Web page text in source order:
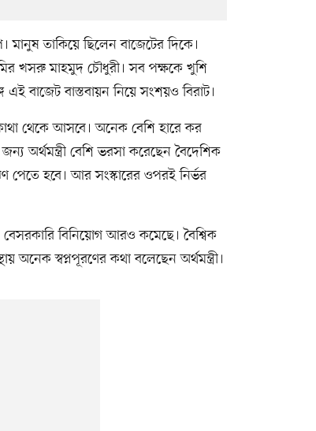
তাকিয়ে ছিলেন বাজেটের দিকে।
খসরু মাহমুদ চৌধুরী। সব পক্ষকে খুশি
বাজেট বাস্তবায়ন নিয়ে সংশয়ও বিরাট।
থেকে আসবে। অনেক বেশি হারে কর
অর্থমন্ত্রী বেশি ভরসা করেছেন বৈদেশিক
হবে। আর সংস্কারের ওপরই নির্ভর
বিনিয়োগ আরও কমেছে। বৈশ্বিক
স্বপ্নপূরণের কথা বলেছেন অর্থমন্ত্রী।